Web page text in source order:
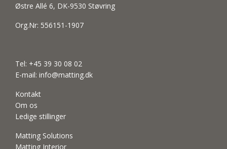
Østre Allé 6, DK-9530 Støvring
Org.Nr: 556151-1907
Tel: +45 39 30 08 02
E-mail: info@matting.dk
Kontakt
Om os
Ledige stillinger
Matting Solutions
Matting Interior